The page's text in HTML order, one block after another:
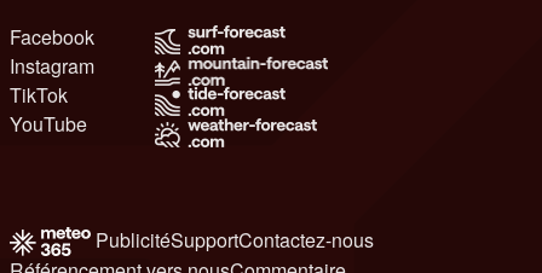
Facebook
Instagram
TikTok
YouTube
PublicitéSupportContactez-nous